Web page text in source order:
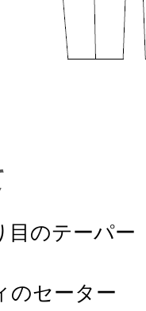
目のテーパー
のセーター